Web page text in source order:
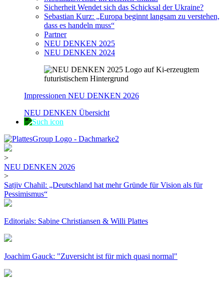
Sicherheit Wendet sich das Schicksal der Ukraine?
Sebastian Kurz: „Europa beginnt langsam zu verstehen,
dass es handeln muss“
Partner
NEU DENKEN 2025
NEU DENKEN 2024
Impressionen NEU DENKEN 2026
NEU DENKEN Übersicht
>
NEU DENKEN 2026
>
Satjiv Chahil: „Deutschland hat mehr Gründe für Vision als für
Pessimismus“
Editorials: Sabine Christiansen & Willi Plattes
Joachim Gauck: "Zuversicht ist für mich quasi normal"